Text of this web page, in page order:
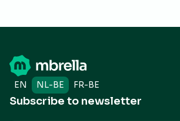
EN NL-BE FR-BE
Subscribe to newsletter